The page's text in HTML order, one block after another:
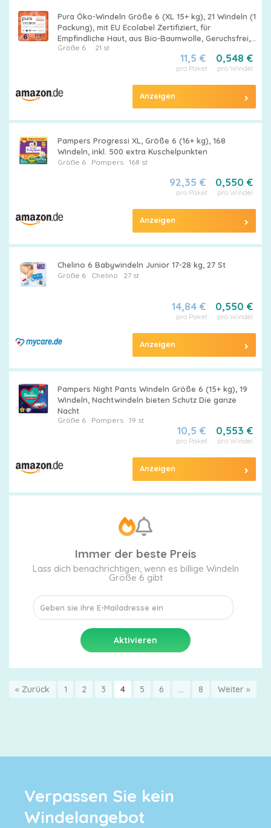
Pura Öko-Windeln Größe 6 (XL 15+ kg), 21 Windeln (1
Packung), mit EU Ecolabel Zertifiziert, für
Empfindliche Haut, aus Bio-Baumwolle, Geruchsfrei,
Hypoallergen, 12 Stunden Auslaufschutz
Größe 621 st
0,548 €
pro Windel
11,5 €
pro Paket
Anzeigen
Pampers Progressi XL, Größe 6 (16+ kg), 168
Windeln, inkl. 500 extra Kuschelpunkten
Größe 6 Pampers168 st
0,550 €
pro Windel
92,35 €
pro Paket
Anzeigen
Chelino 6 Babywindeln Junior 17-28 kg, 27 St
Größe 6 Chelino 27 st
0,550 €
pro Windel
14,84 €
pro Paket
Anzeigen
Pampers Night Pants Windeln Größe 6 (15+ kg), 19
Windeln, Nachtwindeln bieten Schutz Die ganze
Nacht
Größe 6 Pampers19 st
0,553 €
pro Windel
10,5 €
pro Paket
Anzeigen
Immer der beste Preis
Lass dich benachrichtigen, wenn es billige Windeln
Größe 6 gibt
« Zurück 1 2 3 4 5 6 … 8 Weiter »
Verpassen Sie kein
Windelangebot